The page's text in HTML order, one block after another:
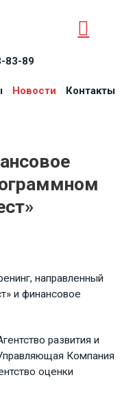
83-89
Новости Контакты
направленный
и финансовое
развития и
Компания
оценки